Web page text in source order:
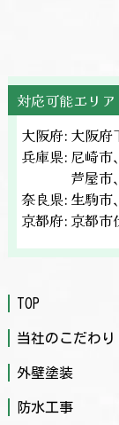
対応可能エリア
大阪府: 大阪府
兵庫県: 尼崎市
芦屋市
奈良県: 生駒市
京都府: 京都市
TOP
当社のこだわり
外壁塗装
防水工事